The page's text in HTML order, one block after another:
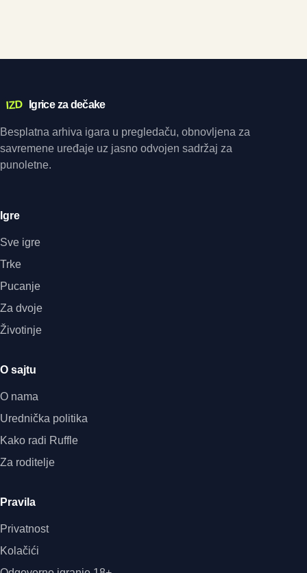
IZD Igrice za dečake
Besplatna arhiva igara u pregledaču, obnovljena za
savremene uređaje uz jasno odvojen sadržaj za
punoletne.
Igre
Sve igre
Trke
Pucanje
Za dvoje
Životinje
O sajtu
O nama
Urednička politika
Kako radi Ruffle
Za roditelje
Pravila
Privatnost
Kolačići